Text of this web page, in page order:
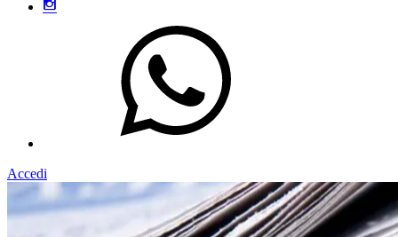
Accedi